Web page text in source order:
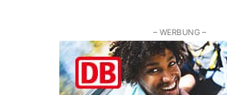
– WERBUNG –